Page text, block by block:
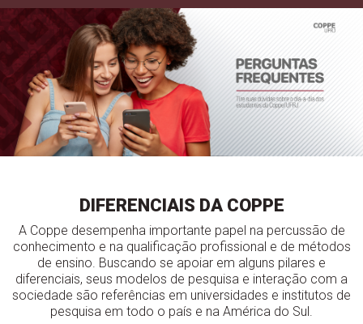
DIFERENCIAIS DA COPPE
A Coppe desempenha importante papel na percussão de
conhecimento e na qualificação profissional e de métodos
de ensino. Buscando se apoiar em alguns pilares e
diferenciais, seus modelos de pesquisa e interação com a
sociedade são referências em universidades e institutos de
pesquisa em todo o país e na América do Sul.